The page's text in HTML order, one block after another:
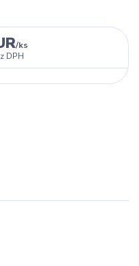
/ks
DPH